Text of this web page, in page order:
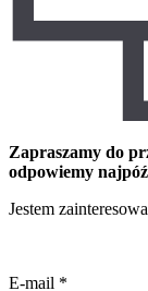
Zapraszamy do
odpowiemy
Jestem
E-mail *